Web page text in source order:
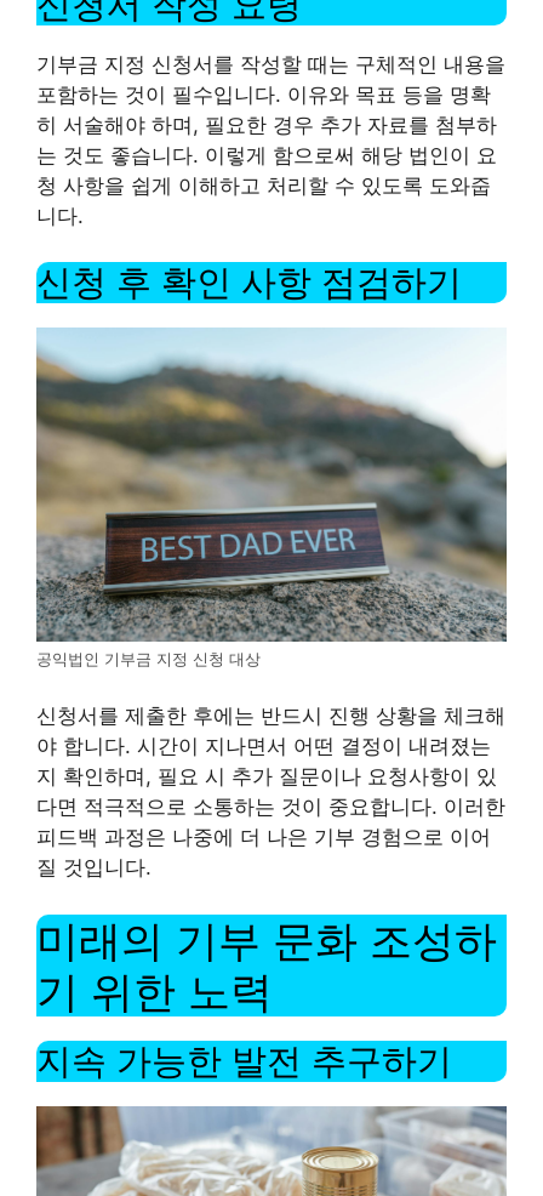
기부금 지정 신청서를 작성할 때는 구체적인 내용을
포함하는 것이 필수입니다. 이유와 목표 등을 명확
히 서술해야 하며, 필요한 경우 추가 자료를 첨부하
는 것도 좋습니다. 이렇게 함으로써 해당 법인이 요
청 사항을 쉽게 이해하고 처리할 수 있도록 도와줍
니다.
신청 후 확인 사항 점검하기
공익법인 기부금 지정 신청 대상
신청서를 제출한 후에는 반드시 진행 상황을 체크해
야 합니다. 시간이 지나면서 어떤 결정이 내려졌는
지 확인하며, 필요 시 추가 질문이나 요청사항이 있
다면 적극적으로 소통하는 것이 중요합니다. 이러한
피드백 과정은 나중에 더 나은 기부 경험으로 이어
질 것입니다.
미래의 기부 문화 조성하
기 위한 노력
지속 가능한 발전 추구하기